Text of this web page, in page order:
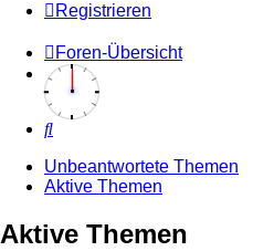
Registrieren
Foren-Übersicht
Suche
Unbeantwortete Themen
Aktive Themen
Aktive Themen